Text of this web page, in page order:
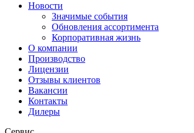
Новости
Значимые события
Обновления ассортимента
Корпоративная жизнь
О компании
Производство
Лицензии
Отзывы клиентов
Вакансии
Контакты
Дилеры